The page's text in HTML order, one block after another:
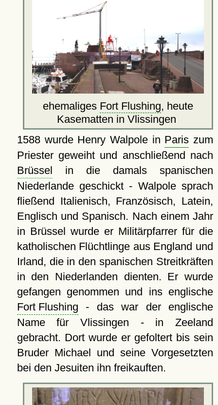
ehemaliges Fort Flushing, heute
Kasematten in Vlissingen
1588 wurde Henry Walpole in Paris zum
Priester geweiht und anschließend nach
Brüssel
in die damals spanischen
Niederlande geschickt - Walpole sprach
fließend Italienisch, Französisch, Latein,
Englisch und Spanisch. Nach einem Jahr
in Brüssel wurde er Militärpfarrer für die
katholischen Flüchtlinge aus England und
Irland, die in den spanischen Streitkräften
in den Niederlanden dienten. Er wurde
gefangen genommen und ins englische
Fort Flushing - das war der englische
Name für Vlissingen - in Zeeland
gebracht. Dort wurde er gefoltert bis sein
Bruder Michael und seine Vorgesetzten
bei den Jesuiten ihn freikauften.